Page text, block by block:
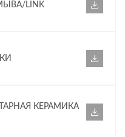
LINK
КЕРАМИКА